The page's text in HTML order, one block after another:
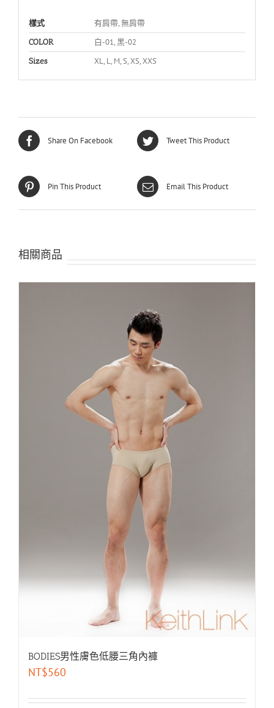
樣式 有肩帶, 無肩帶
COLOR 白-01, 黑-02
Sizes XL, L, M, S, XS, XXS
Share On Facebook Tweet This Product
Pin This Product Email This Product
相關商品
BODIES男性膚色低腰三角內褲
NT$560